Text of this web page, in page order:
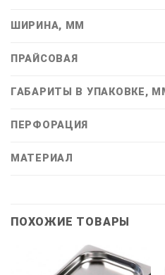
ШИРИНА, ММ
ПРАЙСОВАЯ
ГАБАРИТЫ В УПАКОВКЕ,
ПЕРФОРАЦИЯ
МАТЕРИАЛ
ПОХОЖИЕ ТОВАРЫ